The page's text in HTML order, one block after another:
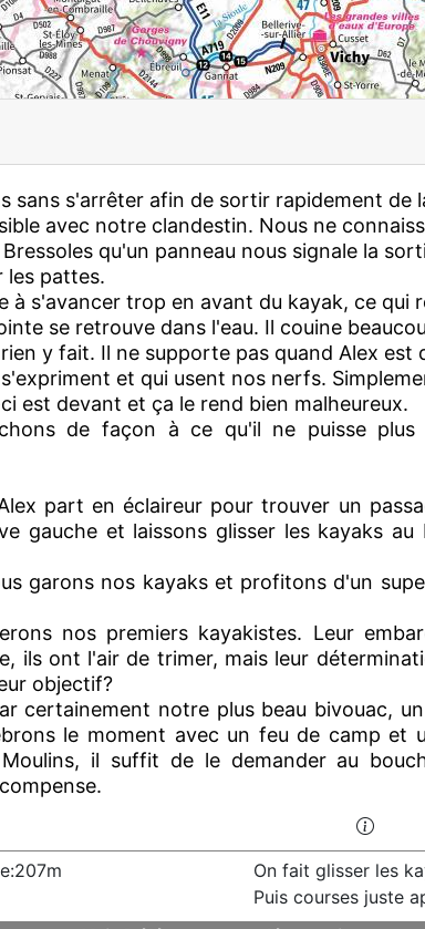
sans s'arrêter afin de sortir rapidement de
avec notre clandestin. Nous ne
qu'un panneau nous signale la
les pattes.
s'avancer trop en avant du kayak, ce qui
se retrouve dans l'eau. Il couine
y fait. Il ne supporte pas quand Alex est
et qui usent nos nerfs.
est devant et ça le rend bien malheureux.
de façon à ce qu'il ne puisse plus
part en éclaireur pour trouver un
gauche et laissons glisser les kayaks au
garons nos kayaks et profitons d'un
nos premiers kayakistes. Leur
ils ont l'air de trimer, mais leur
objectif?
certainement notre plus beau bivouac,
le moment avec un feu de camp et
il suffit de le demander au
On fait glisser les
Puis courses juste